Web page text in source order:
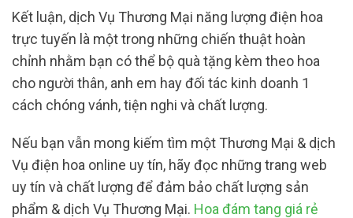
Kết luận, dịch Vụ Thương Mại năng lượng điện hoa
trực tuyến là một trong những chiến thuật hoàn
chỉnh nhằm bạn có thể bộ quà tặng kèm theo hoa
cho người thân, anh em hay đối tác kinh doanh 1
cách chóng vánh, tiện nghi và chất lượng.
Nếu bạn vẫn mong kiếm tìm một Thương Mại & dịch
Vụ điện hoa online uy tín, hãy đọc những trang web
uy tín và chất lượng để đảm bảo chất lượng sản
phẩm & dịch Vụ Thương Mại. Hoa đám tang giá rẻ